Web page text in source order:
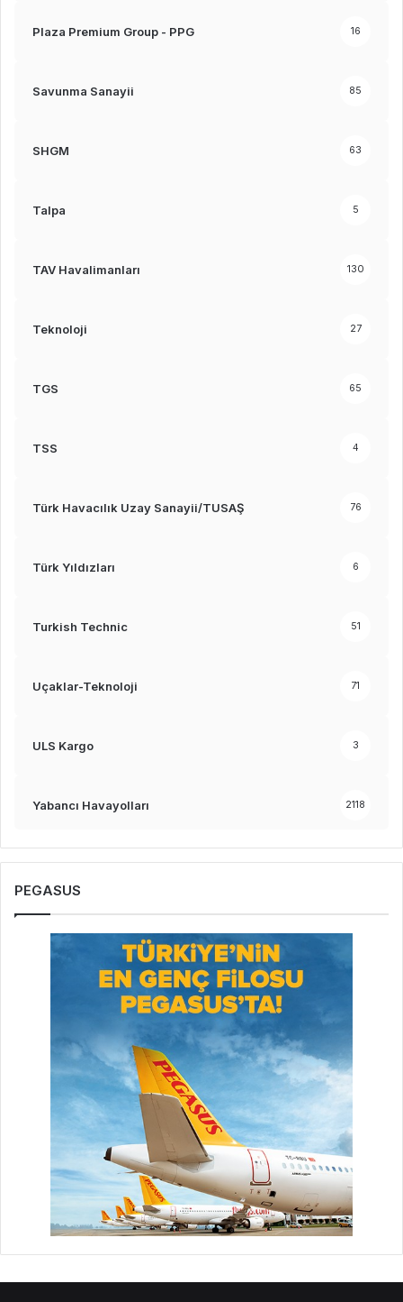
Plaza Premium Group - PPG 16
Savunma Sanayii 85
SHGM 63
Talpa 5
TAV Havalimanları 130
Teknoloji 27
TGS 65
TSS 4
Türk Havacılık Uzay Sanayii/TUSAŞ 76
Türk Yıldızları 6
Turkish Technic 51
Uçaklar-Teknoloji 71
ULS Kargo 3
Yabancı Havayolları 2118
PEGASUS